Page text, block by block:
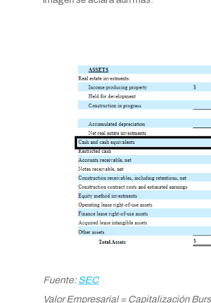
Fuente: SEC
Valor Empresarial = Capitalización